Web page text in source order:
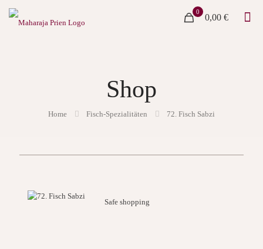
0
0,00 €
Shop
Home Fisch-Spezialitäten 72. Fisch Sabzi
Safe shopping